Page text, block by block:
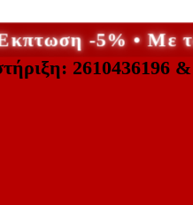
-5% • Με
2610436196